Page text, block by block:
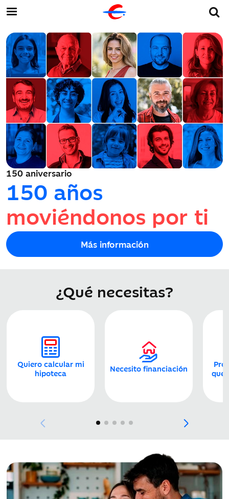
150 aniversario
150 años
moviéndonos por ti
Más información
¿Qué necesitas?
Quiero calcular mi
hipoteca
Necesito financiación
que